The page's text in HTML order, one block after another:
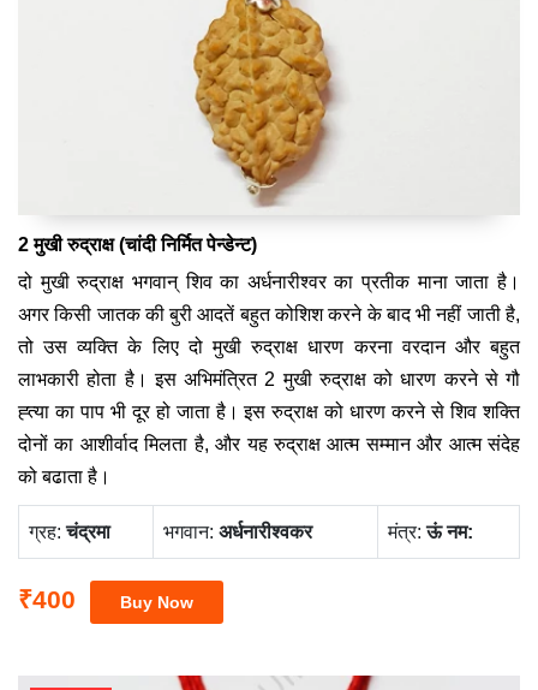
2 मुखी रुद्राक्ष (चांदी निर्मित पेन्डेन्ट)
दो मुखी रुद्राक्ष भगवान् शिव का अर्धनारीश्वर का प्रतीक माना जाता है।
अगर किसी जातक की बुरी आदतें बहुत कोशिश करने के बाद भी नहीं जाती है,
तो उस व्यक्ति के लिए दो मुखी रुद्राक्ष धारण करना वरदान और बहुत
लाभकारी होता है। इस अभिमंत्रित 2 मुखी रुद्राक्ष को धारण करने से गौ
ह्त्या का पाप भी दूर हो जाता है। इस रुद्राक्ष को धारण करने से शिव शक्ति
दोनों का आशीर्वाद मिलता है, और यह रुद्राक्ष आत्म सम्मान और आत्म संदेह
को बढाता है।
ग्रह:चंद्रमा भगवान: अर्धनारीश्वकर मंत्र:ऊं नम:
₹400